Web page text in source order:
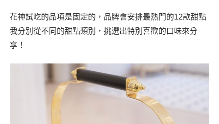
花神試吃的品項是固定的，品牌會安排最熱門的12款甜點
我分別從不同的甜點類別，挑選出特別喜歡的口味來分
享！